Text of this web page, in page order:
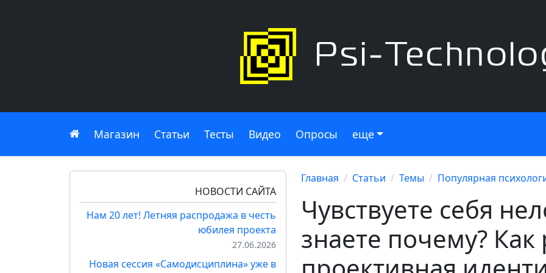
Главная
Магазин Статьи Тесты Видео Опросы еще
НОВОСТИ САЙТА
Нам 20 лет! Летняя распродажа в честь
юбилея проекта
27.06.2026
Новая сессия «Самодисциплина» уже в
Главная Статьи Темы Популярная
Чувствуете себя
знаете почему? Как